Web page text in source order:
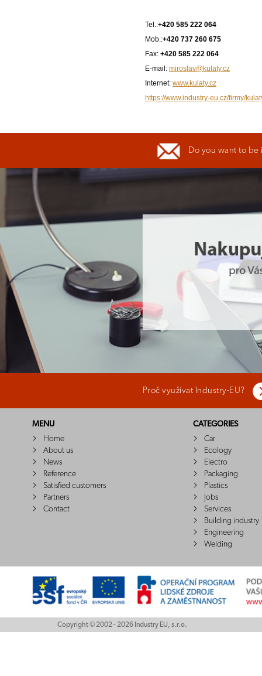
Tel.:+420 585 222 064
Mob.:+420 737 260 675
Fax: +420 585 222 064
E-mail: miroslav@kulaty.cz
Internet: www.kulaty.cz
https://www.industry-eu.cz/firmy/
Do you want to
Proč využívat Industry-EU?
MENU
Home
About us
News
Reference
Satisfied customers
Partners
Contact
CATEGORIES
Car
Ecology
Electro
Packaging
Plastics
Jobs
Services
Building industry
Engineering
Welding
Copyright © 2002 - 2026 Industry EU, s.r.o.